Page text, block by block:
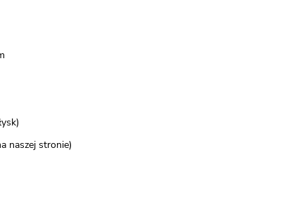
naszej stronie)​